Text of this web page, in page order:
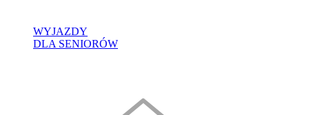
WYJAZDY
DLA SENIORÓW